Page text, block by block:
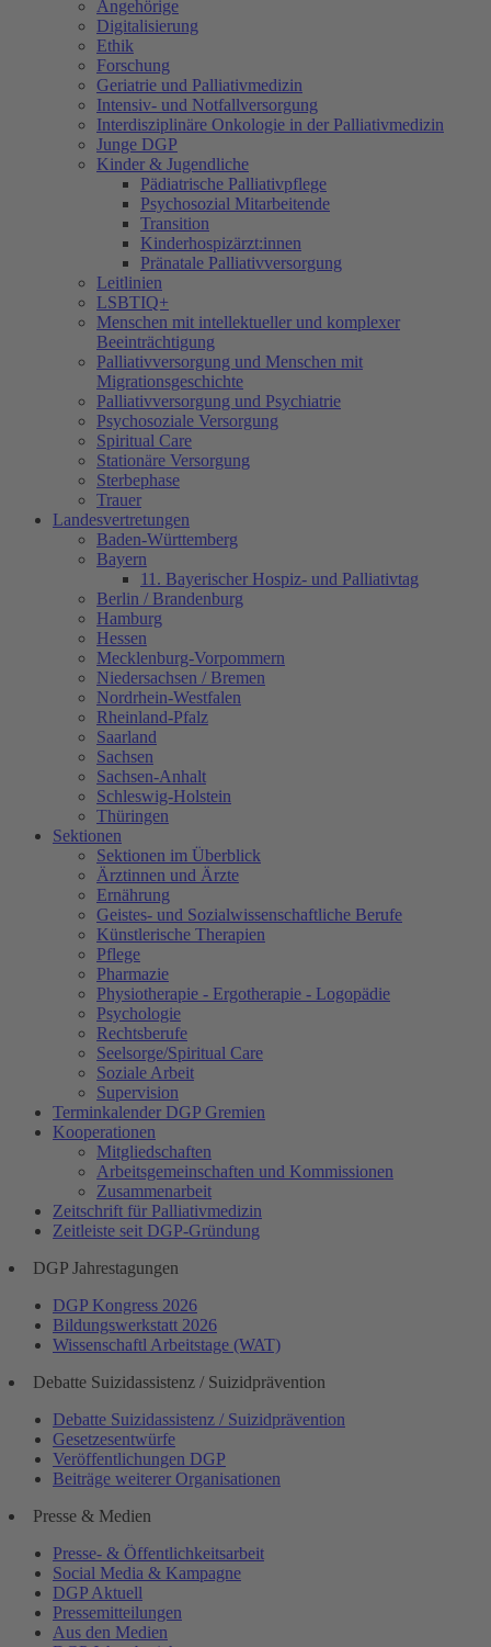
Angehörige
Digitalisierung
Ethik
Forschung
Geriatrie und Palliativmedizin
Intensiv- und Notfallversorgung
Interdisziplinäre Onkologie in der Palliativmedizin
Junge DGP
Kinder & Jugendliche
Pädiatrische Palliativpflege
Psychosozial Mitarbeitende
Transition
Kinderhospizärzt:innen
Pränatale Palliativversorgung
Leitlinien
LSBTIQ+
Menschen mit intellektueller und komplexer
Beeinträchtigung
Palliativversorgung und Menschen mit
Migrationsgeschichte
Palliativversorgung und Psychiatrie
Psychosoziale Versorgung
Spiritual Care
Stationäre Versorgung
Sterbephase
Trauer
Landesvertretungen
Baden-Württemberg
Bayern
11. Bayerischer Hospiz- und Palliativtag
Berlin / Brandenburg
Hamburg
Hessen
Mecklenburg-Vorpommern
Niedersachsen / Bremen
Nordrhein-Westfalen
Rheinland-Pfalz
Saarland
Sachsen
Sachsen-Anhalt
Schleswig-Holstein
Thüringen
Sektionen
Sektionen im Überblick
Ärztinnen und Ärzte
Ernährung
Geistes- und Sozialwissenschaftliche Berufe
Künstlerische Therapien
Pflege
Pharmazie
Physiotherapie - Ergotherapie - Logopädie
Psychologie
Rechtsberufe
Seelsorge/Spiritual Care
Soziale Arbeit
Supervision
Terminkalender DGP Gremien
Kooperationen
Mitgliedschaften
Arbeitsgemeinschaften und Kommissionen
Zusammenarbeit
Zeitschrift für Palliativmedizin
Zeitleiste seit DGP-Gründung
DGP Jahrestagungen
DGP Kongress 2026
Bildungswerkstatt 2026
Wissenschaftl Arbeitstage (WAT)
Debatte Suizidassistenz / Suizidprävention
Debatte Suizidassistenz / Suizidprävention
Gesetzesentwürfe
Veröffentlichungen DGP
Beiträge weiterer Organisationen
Presse & Medien
Presse- & Öffentlichkeitsarbeit
Social Media & Kampagne
DGP Aktuell
Pressemitteilungen
Aus den Medien